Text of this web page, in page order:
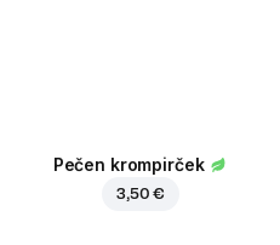
Pečen krompirček
3,50 €